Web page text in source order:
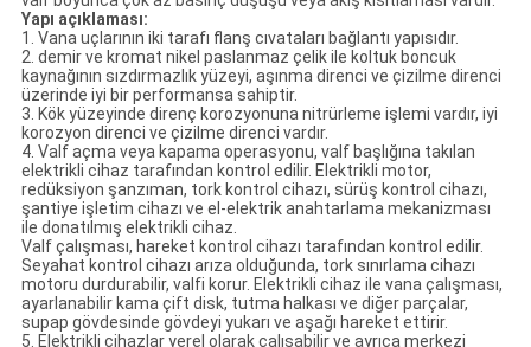
Yapı açıklaması:
1. Vana uçlarının iki tarafı flanş cıvataları bağlantı yapısıdır.
2. demir ve kromat nikel paslanmaz çelik ile koltuk boncuk
kaynağının sızdırmazlık yüzeyi, aşınma direnci ve çizilme direnci
üzerinde iyi bir performansa sahiptir.
3. Kök yüzeyinde direnç korozyonuna nitrürleme işlemi vardır, iyi
korozyon direnci ve çizilme direnci vardır.
4. Valf açma veya kapama operasyonu, valf başlığına takılan
elektrikli cihaz tarafından kontrol edilir. Elektrikli motor,
redüksiyon şanzıman, tork kontrol cihazı, sürüş kontrol cihazı,
şantiye işletim cihazı ve el-elektrik anahtarlama mekanizması
ile donatılmış elektrikli cihaz.
Valf çalışması, hareket kontrol cihazı tarafından kontrol edilir.
Seyahat kontrol cihazı arıza olduğunda, tork sınırlama cihazı
motoru durdurabilir, valfi korur. Elektrikli cihaz ile vana çalışması,
ayarlanabilir kama çift disk, tutma halkası ve diğer parçalar,
supap gövdesinde gövdeyi yukarı ve aşağı hareket ettirir.
5. Elektrikli cihazlar yerel olarak çalışabilir ve ayrıca merkezi